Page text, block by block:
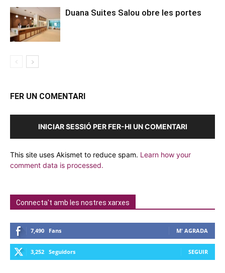
Duana Suites Salou obre les portes
FER UN COMENTARI
INICIAR SESSIÓ PER FER-HI UN COMENTARI
This site uses Akismet to reduce spam. Learn how your
comment data is processed.
Connecta't amb les nostres xarxes
7,490 Fans M' AGRADA
3,252 Seguidors SEGUIR